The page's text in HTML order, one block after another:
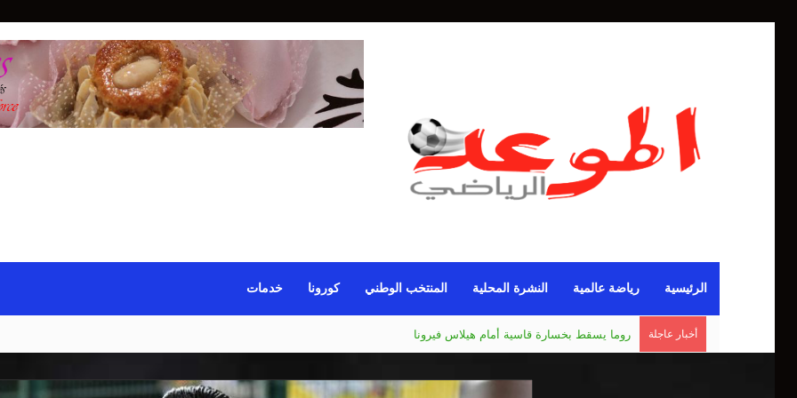
الرئيسية رياضة عالمية النشرة المحلية المنتخب الوطني كورونا خدمات
أخبار عاجلة مانشستر يونايتد يقدم أسوأ نسخة منذ 38 عاما